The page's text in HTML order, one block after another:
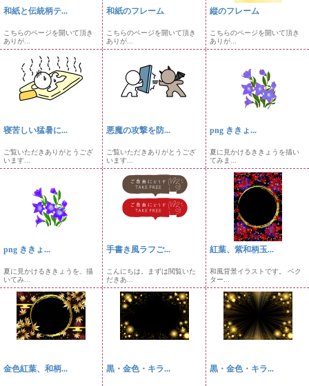
和紙と伝統柄テ...
こちらのページを開いて頂き
ありが...
和紙のフレーム
こちらのページを開いて頂き
ありが...
縦のフレーム
こちらのページを開いて頂き
ありが...
寝苦しい猛暑に...
ご覧いただきありがとうござ
います...
悪魔の攻撃を防...
ご覧いただきありがとうござ
います...
png ききょ...
夏に見かけるききょうを描い
てみま...
png ききょ...
夏に見かけるききょうを、描
いてみ...
手書き風ラフご...
こんにちは。まずは閲覧いた
だきあ...
紅葉、紫和柄玉...
和風背景イラストです。 ベク
ター...
金色紅葉、和柄... 黒・金色・キラ... 黒・金色・キラ...